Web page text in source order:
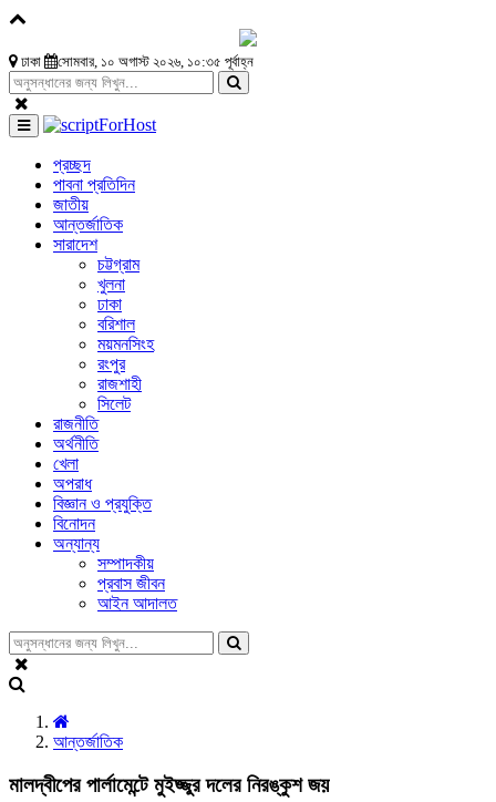
ঢাকা সোমবার, ১০ অগাস্ট ২০২৬, ১০:৩৫ পূর্বাহ্ন
প্রচ্ছদ
পাবনা প্রতিদিন
জাতীয়
আন্তর্জাতিক
সারাদেশ
চট্টগ্রাম
খুলনা
ঢাকা
বরিশাল
ময়মনসিংহ
রংপুর
রাজশাহী
সিলেট
রাজনীতি
অর্থনীতি
খেলা
অপরাধ
বিজ্ঞান ও প্রযুক্তি
বিনোদন
অন্যান্য
সম্পাদকীয়
প্রবাস জীবন
আইন আদালত
আন্তর্জাতিক
মালদ্বীপের পার্লামেন্টে মুইজ্জুর দলের নিরঙ্কুশ জয়